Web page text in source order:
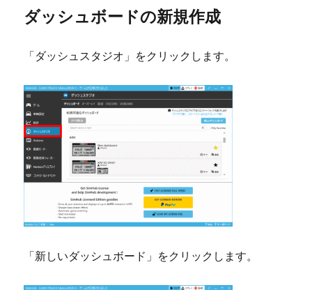
ダッシュボードの新規作成
「ダッシュスタジオ」をクリックします。
「新しいダッシュボード」をクリックします。